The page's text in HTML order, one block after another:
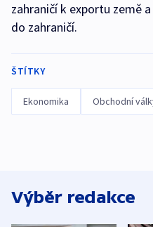
zahraničí k exportu země
do zahraničí.
ŠTÍTKY
Ekonomika Obchodní
Výběr redakce